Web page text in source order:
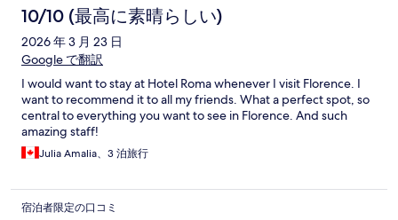
コ
ミ
10/10 (最高に素晴らしい)
2026 年 3 月 23 日
Google で翻訳
I would want to stay at Hotel Roma whenever I visit Florence. I
want to recommend it to all my friends. What a perfect spot, so
central to everything you want to see in Florence. And such
amazing staff!
Julia Amalia、3 泊旅行
宿泊者限定の口コミ